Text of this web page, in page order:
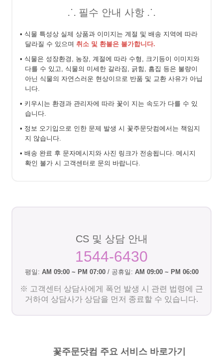
⸫ 필수 안내 사항 ⸫
• 식물 특성상 실제 상품과 이미지는 계절 및 배송 지역에 따라
달라질 수 있으며 취소 및 환불은 불가합니다.
• 식물은 성장환경, 농장, 계절에 따라 수형, 크기등이 이미지와
다를 수 있고, 식물의 미세한 갈라짐, 긁힘, 흠집 등은 불량이
아닌 식물의 자연스러운 현상이므로 반품 및 교환 사유가 아닙
니다.
• 키우시는 환경과 관리자에 따라 꽃이 지는 속도가 다를 수 있
습니다.
• 정보 오기입으로 인한 문제 발생 시 꽃주문닷컴에서는 책임지
지 않습니다.
• 배송 완료 후 문자메시지와 사진 링크가 전송됩니다. 메시지
확인 불가 시 고객센터로 문의 바랍니다.
CS 및 상담 안내
1544-6430
평일: AM 09:00 ~ PM 07:00 / 공휴일: AM 09:00 ~ PM 06:00
※ 고객센터 상담사에게 폭언 발생 시 관련 법령에 근
거하여 상담사가 상담을 먼저 종료할 수 있습니다.
꽃주문닷컴 주요 서비스 바로가기